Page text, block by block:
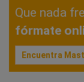
Que nada
fórmate
Encuentra